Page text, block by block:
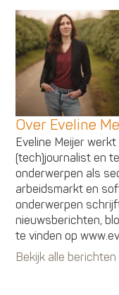
Over Eveline
Eveline Meijer
(tech)journalist en
onderwerpen als
arbeidsmarkt en
onderwerpen
nieuwsberichten,
te vinden op
Bekijk alle